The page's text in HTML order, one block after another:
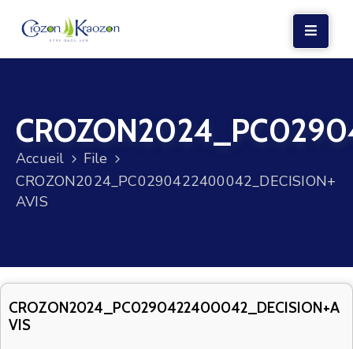
VIE
LOCALE
VIE
SOCIALE
MER
VOS
DÉMARCHES
Accueil
File
CROZON2024_PC0290422400042_DECISION+
AVIS
CROZON2024_PC0290422400042_DECISION+A
VIS